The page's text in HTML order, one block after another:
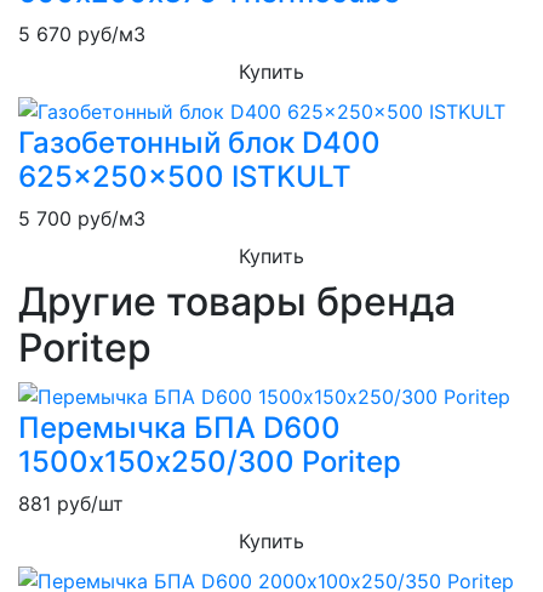
5 670 руб/м3
Купить
Газобетонный блок D400
625x250x500 ISTKULT
5 700 руб/м3
Купить
Другие товары бренда
Poritep
Перемычка БПА D600
1500х150х250/300 Poritep
881 руб/шт
Купить